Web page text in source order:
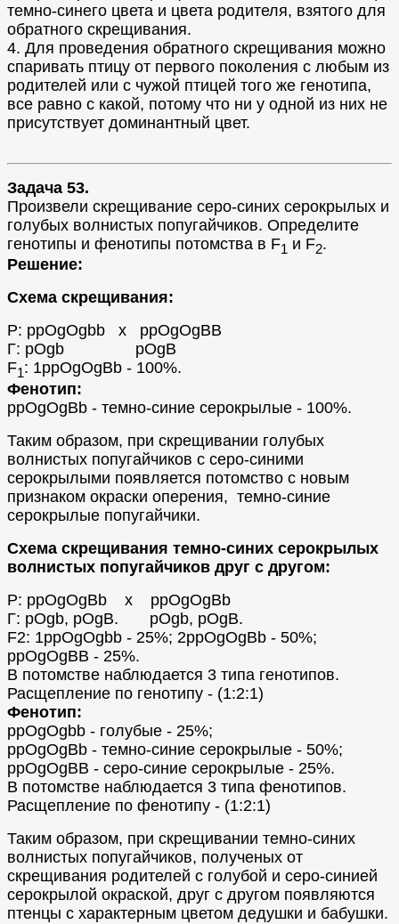
темно-синего цвета и цвета родителя, взятого для
обратного скрещивания.
4. Для проведения обратного скрещивания можно
спаривать птицу от первого поколения с любым из
родителей или с чужой птицей того же генотипа,
все равно с какой, потому что ни у одной из них не
присутствует доминантный цвет.
Задача 53.
Произвели скрещивание серо-синих серокрылых и
голубых волнистых попугайчиков. Определите
генотипы и фенотипы потомства в F1 и F2.
Решение:
Схема скрещивания:
Р: ppOgOgbb х ppOgOgBB
Г: pOgb pOgВ
F1: 1ppOgOgBb - 100%.
Фенотип:
ppOgOgBb - темно-синие серокрылые - 100%.
Таким образом, при скрещивании голубых
волнистых попугайчиков с серо-синими
серокрылыми появляется потомство с новым
признаком окраски оперения, темно-синие
серокрылые попугайчики.
Схема скрещивания темно-синих серокрылых
волнистых попугайчиков друг с другом:
Р: ppOgOgВb х ppOgOgВb
Г: pOgb, pOgВ. pOgb, pOgВ.
F2: 1ppOgOgbb - 25%; 2ppOgOgВb - 50%;
ppOgOgBB - 25%.
В потомстве наблюдается 3 типа генотипов.
Расщепление по генотипу - (1:2:1)
Фенотип:
ppOgOgbb - голубые - 25%;
ppOgOgВb - темно-синие серокрылые - 50%;
ppOgOgBB - серо-синие серокрылые - 25%.
В потомстве наблюдается 3 типа фенотипов.
Расщепление по фенотипу - (1:2:1)
Таким образом, при скрещивании темно-синих
волнистых попугайчиков, полученых от
скрещивания родителей с голубой и серо-синией
серокрылой окраской, друг с другом появляются
птенцы с характерным цветом дедушки и бабушки.